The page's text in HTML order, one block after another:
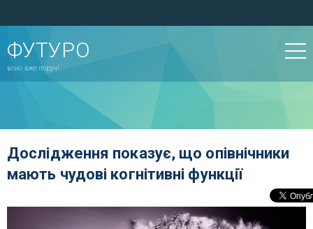
ФУТУРО
воно вже поруч!
Дослідження показує, що опівнічники
мають чудові когнітивні функції